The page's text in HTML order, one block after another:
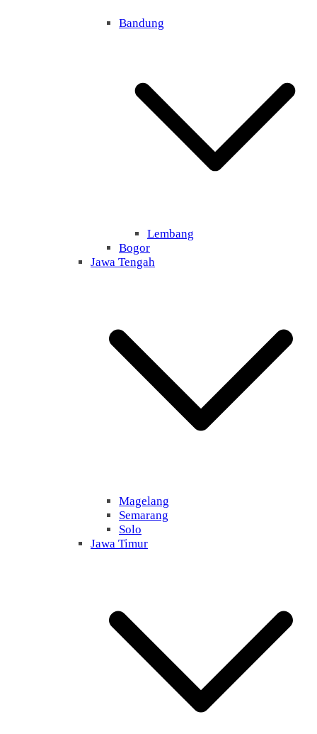
Bandung
Lembang
Bogor
Jawa Tengah
Magelang
Semarang
Solo
Jawa Timur